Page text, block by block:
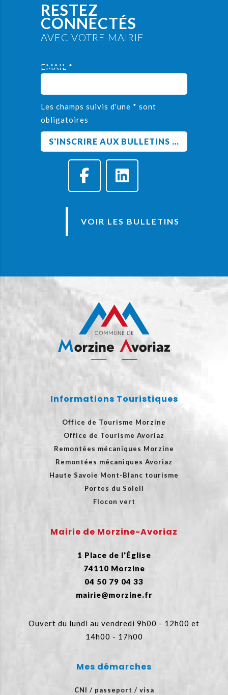
RESTEZ
CONNECTÉS
AVEC VOTRE MAIRIE
EMAIL *
Les champs suivis d'une * sont
obligatoires
VOIR LES BULLETINS
Informations Touristiques
Office de Tourisme Morzine
Office de Tourisme Avoriaz
Remontées mécaniques Morzine
Remontées mécaniques Avoriaz
Haute Savoie Mont-Blanc tourisme
Portes du Soleil
Flocon vert
Mairie de Morzine-Avoriaz
1 Place de l'Église
74110 Morzine
04 50 79 04 33
mairie@morzine.fr
Ouvert du lundi au vendredi 9h00 - 12h00 et
14h00 - 17h00
Mes démarches
CNI / passeport / visa